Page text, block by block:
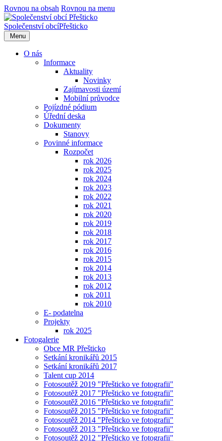
Rovnou na obsah Rovnou na menu
Společenství obcíPřešticko
Menu
O nás
Informace
Aktuality
Novinky
Zajímavosti území
Mobilní průvodce
Pojízdné pódium
Úřední deska
Dokumenty
Stanovy
Povinné informace
Rozpočet
rok 2026
rok 2025
rok 2024
rok 2023
rok 2022
rok 2021
rok 2020
rok 2019
rok 2018
rok 2017
rok 2016
rok 2015
rok 2014
rok 2013
rok 2012
rok 2011
rok 2010
E- podatelna
Projekty
rok 2025
Fotogalerie
Obce MR Přešticko
Setkání kronikářů 2015
Setkání kronikářů 2017
Talent cup 2014
Fotosoutěž 2019 "Přešticko ve fotografii"
Fotosoutěž 2017 "Přešticko ve fotografii"
Fotosoutěž 2016 "Přešticko ve fotografii"
Fotosoutěž 2015 "Přešticko ve fotografii"
Fotosoutěž 2014 "Přešticko ve fotografii"
Fotosoutěž 2013 "Přešticko ve fotografii"
Fotosoutěž 2012 "Přešticko ve fotografii"